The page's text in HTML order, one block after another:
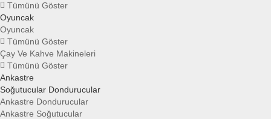
Tümünü Göster
Oyuncak
Oyuncak
Tümünü Göster
Çay Ve Kahve Makineleri
Tümünü Göster
Ankastre
Soğutucular Dondurucular
Ankastre Dondurucular
Ankastre Soğutucular